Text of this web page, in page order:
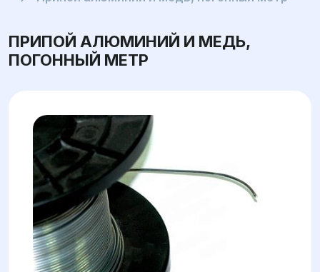
ПРИПОЙ АЛЮМИНИЙ И МЕДЬ,
ПОГОННЫЙ МЕТР